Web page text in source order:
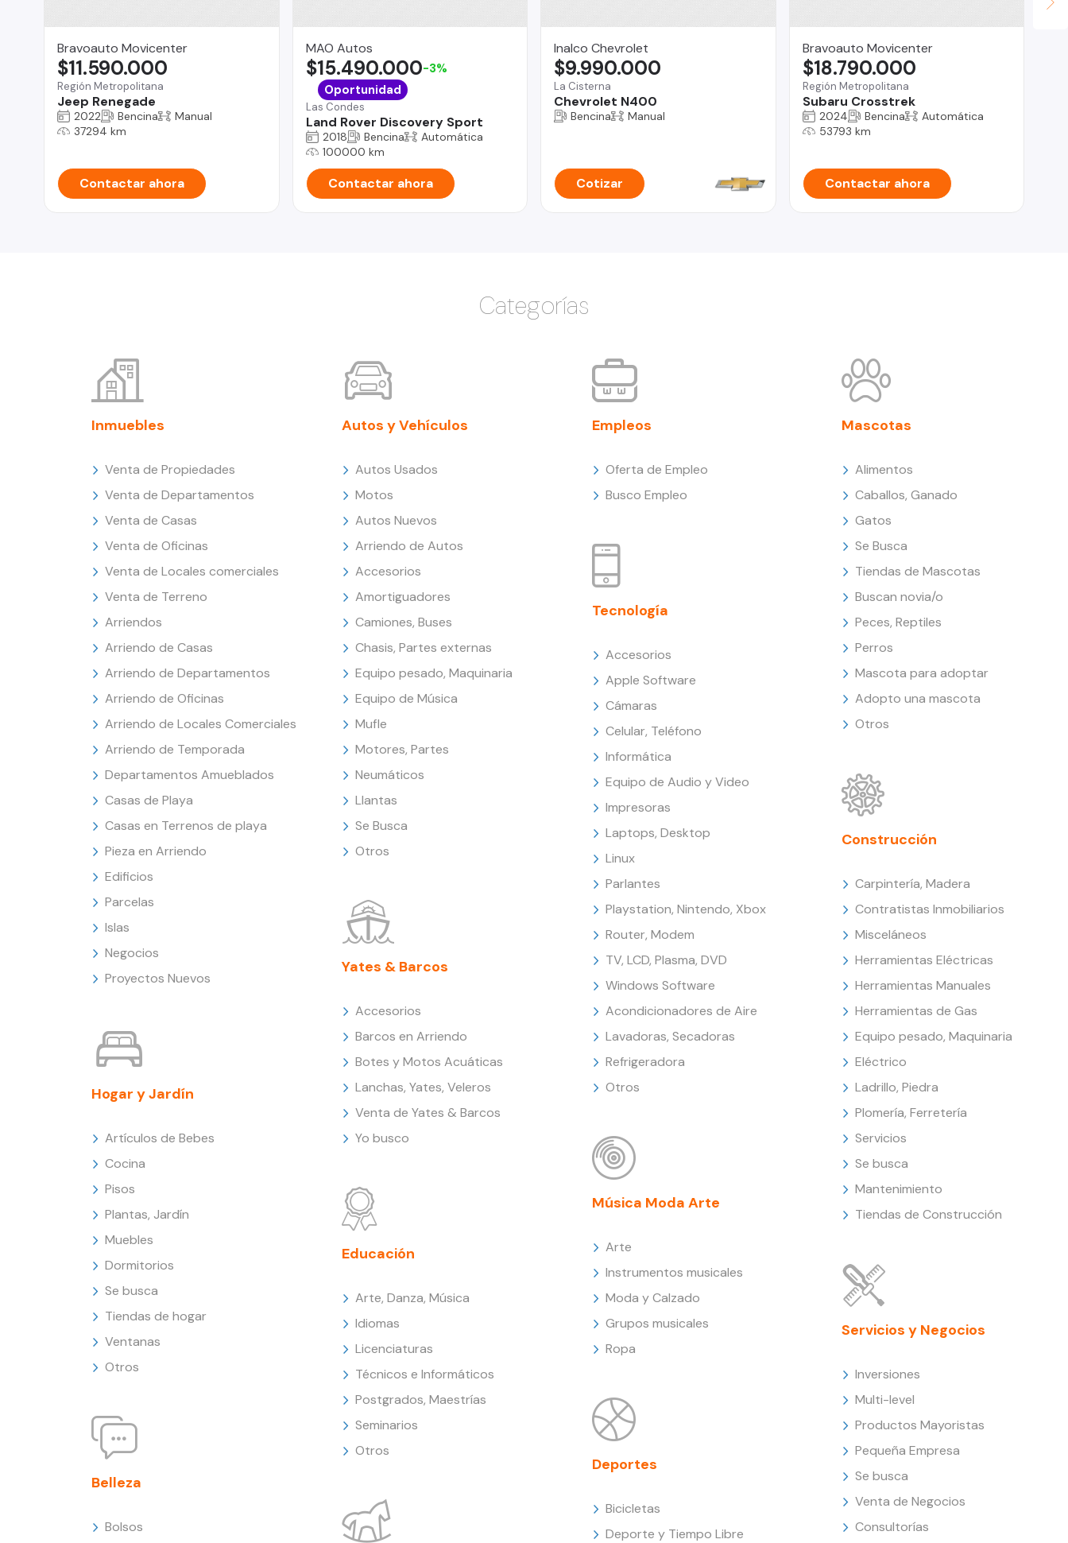
Bravoauto Movicenter
Región Metropolitana
Jeep Renegade
$11.590.000
2022 Bencina
Manual
37294 km
Contactar ahora
MAO Autos
Las Condes
Land Rover Discovery Sport
$15.490.000-3%
Oportunidad
2018 Bencina
Automática
100000 km
Contactar ahora
Inalco Chevrolet
La Cisterna
Chevrolet N400
$9.990.000
Bencina Manual
Cotizar
Bravoauto Movicenter
Región Metropolitana
Subaru Crosstrek
$18.790.000
2024 Bencina
Automática
53793 km
Contactar ahora
Categorías
Inmuebles
Venta de Propiedades
Venta de Departamentos
Venta de Casas
Venta de Oficinas
Venta de Locales comerciales
Venta de Terreno
Arriendos
Arriendo de Casas
Arriendo de Departamentos
Arriendo de Oficinas
Arriendo de Locales Comerciales
Arriendo de Temporada
Departamentos Amueblados
Casas de Playa
Casas en Terrenos de playa
Pieza en Arriendo
Edificios
Parcelas
Islas
Negocios
Proyectos Nuevos
Hogar y Jardín
Artículos de Bebes
Cocina
Pisos
Plantas, Jardín
Muebles
Dormitorios
Se busca
Tiendas de hogar
Ventanas
Otros
Belleza
Bolsos
Autos y Vehículos
Autos Usados
Motos
Autos Nuevos
Arriendo de Autos
Accesorios
Amortiguadores
Camiones, Buses
Chasis, Partes externas
Equipo pesado, Maquinaria
Equipo de Música
Mufle
Motores, Partes
Neumáticos
Llantas
Se Busca
Otros
Yates & Barcos
Accesorios
Barcos en Arriendo
Botes y Motos Acuáticas
Lanchas, Yates, Veleros
Venta de Yates & Barcos
Yo busco
Educación
Arte, Danza, Música
Idiomas
Licenciaturas
Técnicos e Informáticos
Postgrados, Maestrías
Seminarios
Otros
Empleos
Oferta de Empleo
Busco Empleo
Tecnología
Accesorios
Apple Software
Cámaras
Celular, Teléfono
Informática
Equipo de Audio y Video
Impresoras
Laptops, Desktop
Linux
Parlantes
Playstation, Nintendo, Xbox
Router, Modem
TV, LCD, Plasma, DVD
Windows Software
Acondicionadores de Aire
Lavadoras, Secadoras
Refrigeradora
Otros
Música Moda Arte
Arte
Instrumentos musicales
Moda y Calzado
Grupos musicales
Ropa
Deportes
Bicicletas
Deporte y Tiempo Libre
Mascotas
Alimentos
Caballos, Ganado
Gatos
Se Busca
Tiendas de Mascotas
Buscan novia/o
Peces, Reptiles
Perros
Mascota para adoptar
Adopto una mascota
Otros
Construcción
Carpintería, Madera
Contratistas Inmobiliarios
Misceláneos
Herramientas Eléctricas
Herramientas Manuales
Herramientas de Gas
Equipo pesado, Maquinaria
Eléctrico
Ladrillo, Piedra
Plomería, Ferretería
Servicios
Se busca
Mantenimiento
Tiendas de Construcción
Servicios y Negocios
Inversiones
Multi-level
Productos Mayoristas
Pequeña Empresa
Se busca
Venta de Negocios
Consultorías